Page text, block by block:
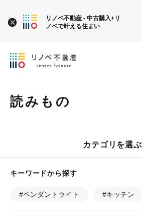
読みもの
カテゴリを選ぶ
キーワードから探す
#ペンダントライト #キッチン
リノベ不動産 - 中古購入+リ
ノベで叶える住まい